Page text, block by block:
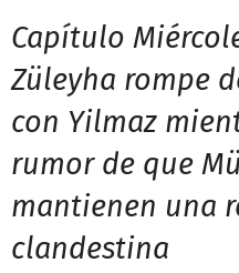
Capítulo
Züleyha rompe
con Yilmaz
rumor de que
mantienen una
clandestina